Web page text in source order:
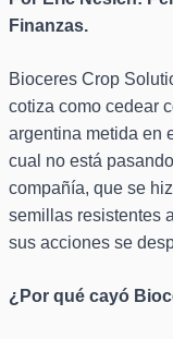
Finanzas.
Bioceres Crop
cotiza como cedear
argentina metida en
cual no está
compañía, que se
semillas resistentes
sus acciones se
¿Por qué cayó